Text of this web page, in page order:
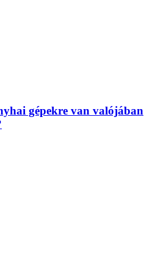
gépekre van valójában